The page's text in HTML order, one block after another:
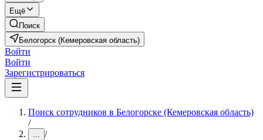
Ещё
Поиск
Белогорск (Кемеровская область)
Войти
Войти
Зарегистрироваться
Поиск сотрудников в Белогорске (Кемеровская область)
/
... /